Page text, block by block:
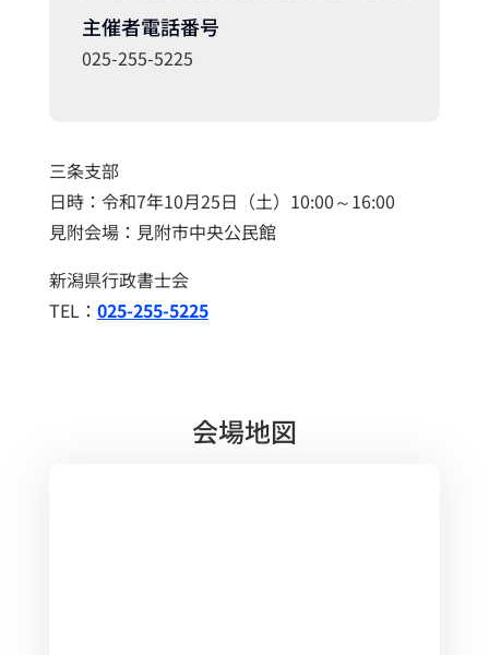
主催者電話番号
025-255-5225
三条支部
日時：令和7年10月25日（土）10:00～16:00
見附会場：見附市中央公民館
新潟県行政書士会
TEL： 025-255-5225
会場地図